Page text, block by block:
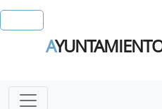
A